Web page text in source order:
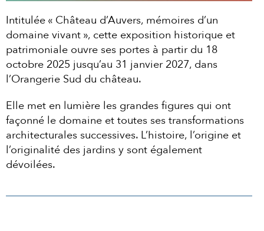
Intitulée « Château d’Auvers, mémoires d’un
domaine vivant », cette exposition historique et
patrimoniale ouvre ses portes à partir du 18
octobre 2025 jusqu’au 31 janvier 2027, dans
l’Orangerie Sud du château.
Elle met en lumière les grandes figures qui ont
façonné le domaine et toutes ses transformations
architecturales successives. L’histoire, l’origine et
l’originalité des jardins y sont également
dévoilées.